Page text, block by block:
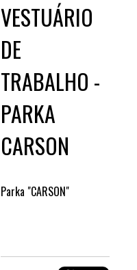
VESTUÁRIO
DE
TRABALHO -
PARKA
CARSON
Parka "CARSON"